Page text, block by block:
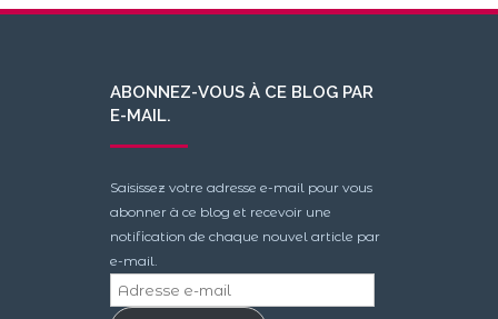
ABONNEZ-VOUS À CE BLOG PAR
E-MAIL.
Saisissez votre adresse e-mail pour vous
abonner à ce blog et recevoir une
notification de chaque nouvel article par
e-mail.
Adresse
e-